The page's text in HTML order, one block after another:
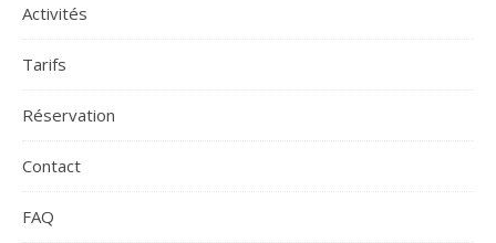
Activités
Tarifs
Réservation
Contact
FAQ